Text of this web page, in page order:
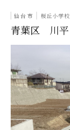
仙台市 桜丘小学校
青葉区 川平